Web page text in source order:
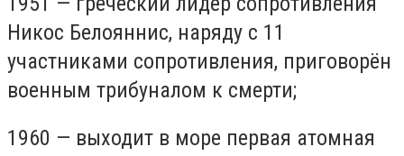
Никос Белояннис, наряду с 11
участниками сопротивления, приговорён
военным трибуналом к смерти;
1960 — выходит в море первая атомная